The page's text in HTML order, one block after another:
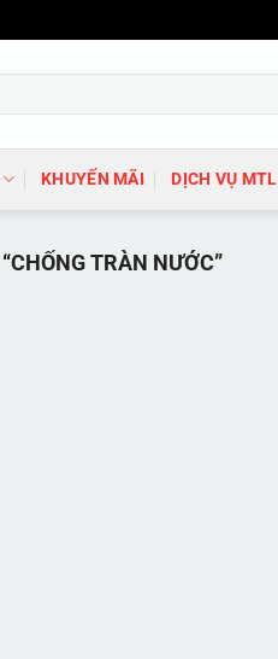
KHUYẾN MÃI DỊCH VỤ MTL
TRÀN NƯỚC”